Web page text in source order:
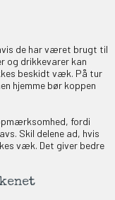
de har været brugt til
og drikkevarer kan
beskidt væk. På tur
hjemme bør koppen
fordi
Skil delene ad, hvis
væk. Det giver bedre